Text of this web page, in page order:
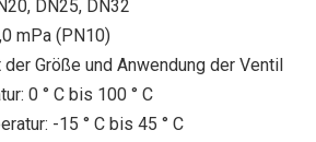
DN25, DN32
mPa (PN10)
Größe und Anwendung der Ventil
0 ° C bis 100 ° C
-15 ° C bis 45 ° C